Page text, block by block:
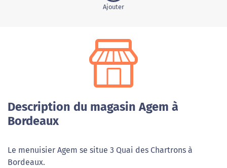
Ajouter
Description du magasin Agem à
Bordeaux
Le menuisier Agem se situe 3 Quai des Chartrons à
Bordeaux.